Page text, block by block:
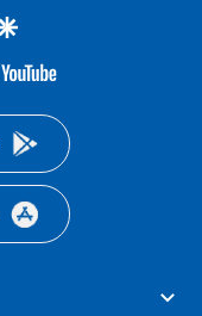
google
youtube-